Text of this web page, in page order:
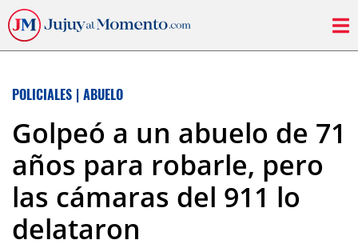
POLICIALES | ABUELO
Golpeó a un abuelo de 71
años para robarle, pero
las cámaras del 911 lo
delataron